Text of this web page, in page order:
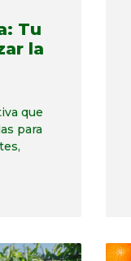
Tu
la
que
para